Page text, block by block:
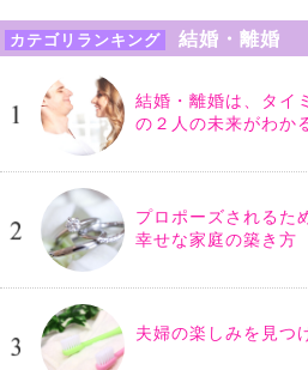
カテゴリランキング 結婚・離婚
結婚・離婚は、タイ
の２人の未来がわか
プロポーズされるた
幸せな家庭の築き方
夫婦の楽しみを見つ